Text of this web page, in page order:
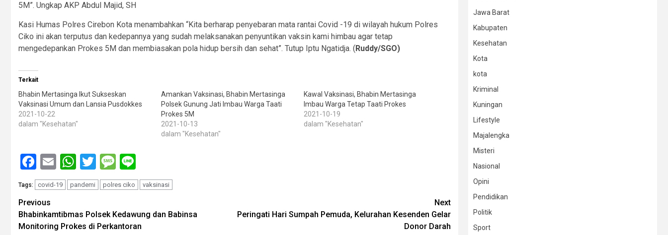
5M”. Ungkap AKP Abdul Majid, SH
Kasi Humas Polres Cirebon Kota menambahkan “Kita berharap penyebaran mata rantai Covid -19 di wilayah hukum Polres
Ciko ini akan terputus dan kedepannya yang sudah melaksanakan penyuntikan vaksin kami himbau agar tetap
mengedepankan Prokes 5M dan membiasakan pola hidup bersih dan sehat”. Tutup Iptu Ngatidja. (Ruddy/SGO)
Terkait
Bhabin Mertasinga Ikut Sukseskan
Vaksinasi Umum dan Lansia Pusdokkes
2021-10-22
dalam "Kesehatan"
Amankan Vaksinasi, Bhabin Mertasinga
Polsek Gunung Jati Imbau Warga Taati
Prokes 5M
2021-10-13
dalam "Kesehatan"
Kawal Vaksinasi, Bhabin Mertasinga
Imbau Warga Tetap Taati Prokes
2021-10-19
dalam "Kesehatan"
Facebook
EmailWhatsApp
TwitterMessage
Tags: covid-19 pandemi polres ciko vaksinasi
Post
navigation
Previous
Bhabinkamtibmas Polsek Kedawung dan Babinsa
Monitoring Prokes di Perkantoran
Next
Peringati Hari Sumpah Pemuda, Kelurahan Kesenden Gelar
Donor Darah
Jawa Barat
Kabupaten
Kesehatan
Kota
kota
Kriminal
Kuningan
Lifestyle
Majalengka
Misteri
Nasional
Opini
Pendidikan
Politik
Sport